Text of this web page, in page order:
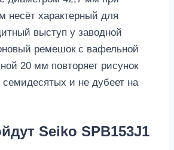
несёт характерный для
выступ у заводной
ремешок с вафельной
20 мм повторяет рисунок
и не дубеет на
Seiko SPB153J1